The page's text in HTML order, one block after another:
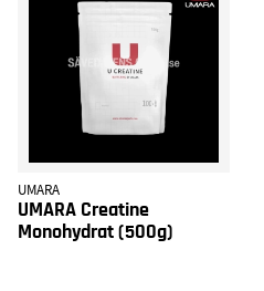
UMARA
UMARA Creatine
Monohydrat (500g)